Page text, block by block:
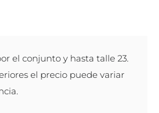
el conjunto y hasta talle 23.
el precio puede variar